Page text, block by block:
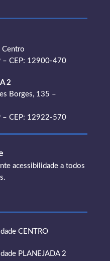
Centro
– CEP: 12900-470
2
Borges, 135 –
– CEP: 12922-570
acessibilidade a todos
CENTRO
PLANEJADA 2